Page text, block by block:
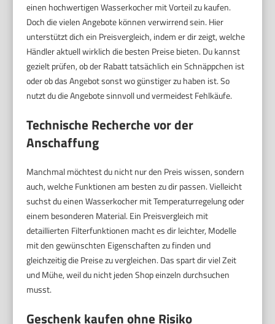
einen hochwertigen Wasserkocher mit Vorteil zu kaufen.
Doch die vielen Angebote können verwirrend sein. Hier
unterstützt dich ein Preisvergleich, indem er dir zeigt, welche
Händler aktuell wirklich die besten Preise bieten. Du kannst
gezielt prüfen, ob der Rabatt tatsächlich ein Schnäppchen ist
oder ob das Angebot sonst wo günstiger zu haben ist. So
nutzt du die Angebote sinnvoll und vermeidest Fehlkäufe.
Technische Recherche vor der
Anschaffung
Manchmal möchtest du nicht nur den Preis wissen, sondern
auch, welche Funktionen am besten zu dir passen. Vielleicht
suchst du einen Wasserkocher mit Temperaturregelung oder
einem besonderen Material. Ein Preisvergleich mit
detaillierten Filterfunktionen macht es dir leichter, Modelle
mit den gewünschten Eigenschaften zu finden und
gleichzeitig die Preise zu vergleichen. Das spart dir viel Zeit
und Mühe, weil du nicht jeden Shop einzeln durchsuchen
musst.
Geschenk kaufen ohne Risiko